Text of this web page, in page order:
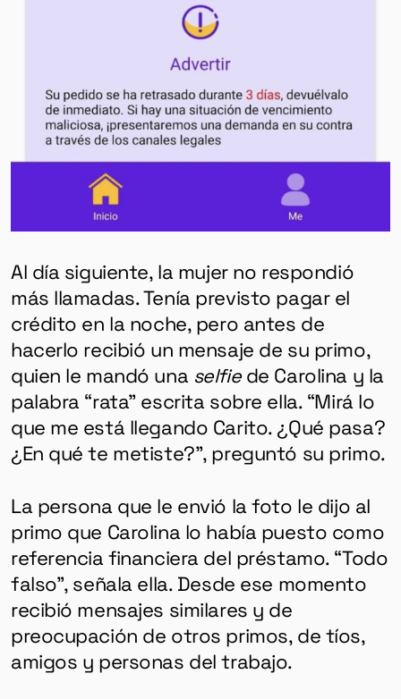
Al día siguiente, la mujer no respondió
más llamadas. Tenía previsto pagar el
crédito en la noche, pero antes de
hacerlo recibió un mensaje de su primo,
quien le mandó una selfiede Carolina y la
palabra “rata” escrita sobre ella. “Mirá lo
que me está llegando Carito. ¿Qué pasa?
¿En qué te metiste?”, preguntó su primo.
La persona que le envió la foto le dijo al
primo que Carolina lo había puesto como
referencia financiera del préstamo. “Todo
falso”, señala ella. Desde ese momento
recibió mensajes similares y de
preocupación de otros primos, de tíos,
amigos y personas del trabajo.